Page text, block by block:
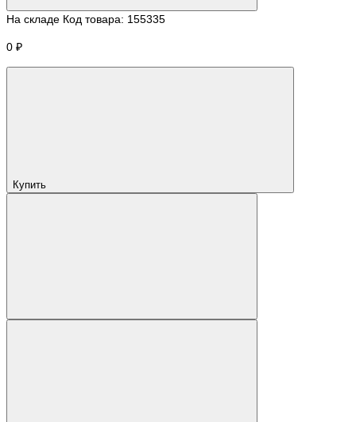
На складе Код товара: 155335
0 ₽
Купить